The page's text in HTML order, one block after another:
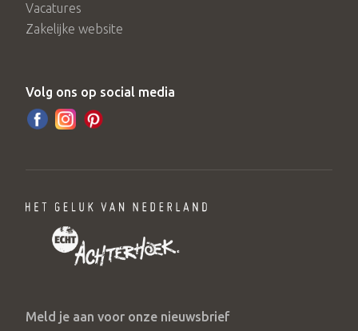
Vacatures
Zakelijke website
Volg ons op social media
Meld je aan voor onze nieuwsbrief